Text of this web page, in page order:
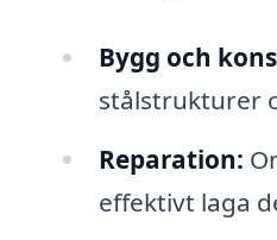
Bygg och
stålstrukturer
Reparation:
effektivt laga